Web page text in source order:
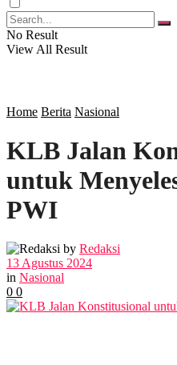
SOSOK
POLITIK
OPINI
No Result
View All Result
Home Berita Nasional
KLB Jalan
untuk
PWI
by Redaksi
13 Agustus 2024
in Nasional
0 0